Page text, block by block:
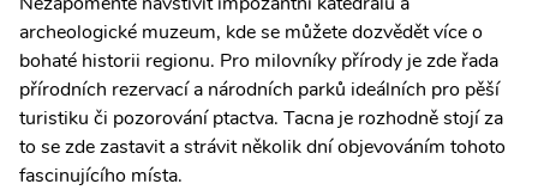
archeologické muzeum, kde se můžete dozvědět více o
bohaté historii regionu. Pro milovníky přírody je zde řada
přírodních rezervací a národních parků ideálních pro pěší
turistiku či pozorování ptactva. Tacna je rozhodně stojí za
to se zde zastavit a strávit několik dní objevováním tohoto
fascinujícího místa.